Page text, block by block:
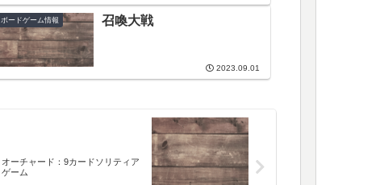
ボードゲーム情報 召喚大戦
2023.09.01
オーチャード：9カードソリティア
ゲーム